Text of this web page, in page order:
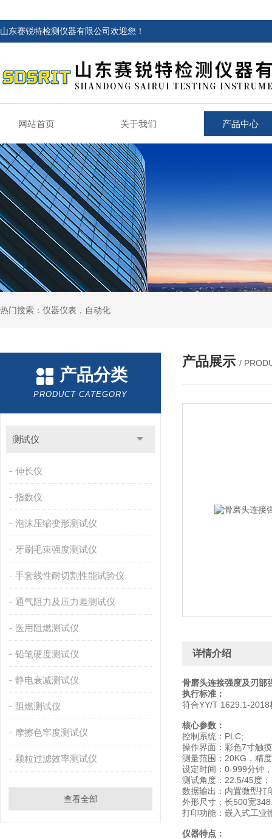
山东赛锐特检测仪器有限公司欢迎您！
网站首页 关于我们 产品中心
热门搜索：仪器仪表，自动化
产品分类
PRODUCT CATEGORY
测试仪
伸长仪
指数仪
泡沫压缩变形测试仪
牙刷毛束强度测试仪
手套线性耐切割性能试验仪
通气阻力及压力差测试仪
医用阻燃测试仪
铅笔硬度测试仪
静电衰减测试仪
阻燃测试仪
摩擦色牢度测试仪
颗粒过滤效率测试仪
查看全部
产品展示 /
详情介绍
骨磨头连接强度及刃部
执行标准：
符合YY/T 1629.1-
核心参数：
控制系统：PLC;
操作界面：彩色7寸触
测量范围：20KG，精
设定时间：0-999分钟
测试角度：22.5/45度；
数据输出：内置微型打
外形尺寸：长500宽
打印功能：嵌入式工业
仪器特点：